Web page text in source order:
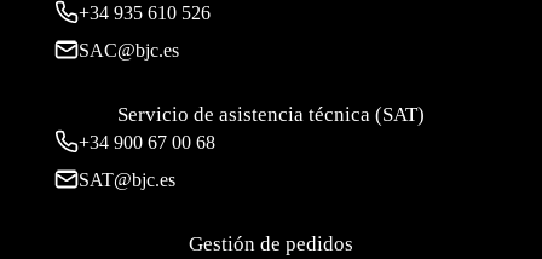
+34 935 610 526
SAC@bjc.es
Servicio de asistencia técnica (SAT)
+34 900 67 00 68
SAT@bjc.es
Gestión de pedidos